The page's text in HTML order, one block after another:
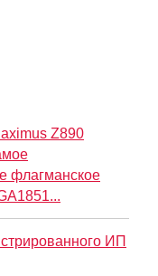
Z890
флагманское
ИП